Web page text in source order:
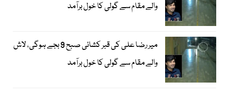
والے مقام سے گولی کا خول برآمد
میر رضا علی کی قبر کشائی صبح 9 بجے ہوگی، لاش
والے مقام سے گولی کا خول برآمد